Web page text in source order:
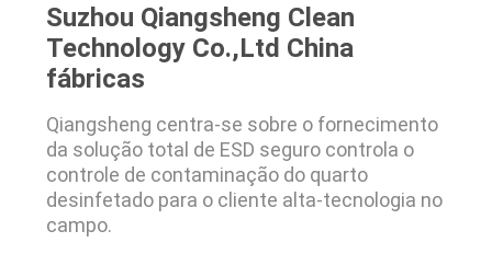
Suzhou Qiangsheng Clean
Technology Co.,Ltd China
fábricas
Qiangsheng centra-se sobre o fornecimento
da solução total de ESD seguro controla o
controle de contaminação do quarto
desinfetado para o cliente alta-tecnologia no
campo.